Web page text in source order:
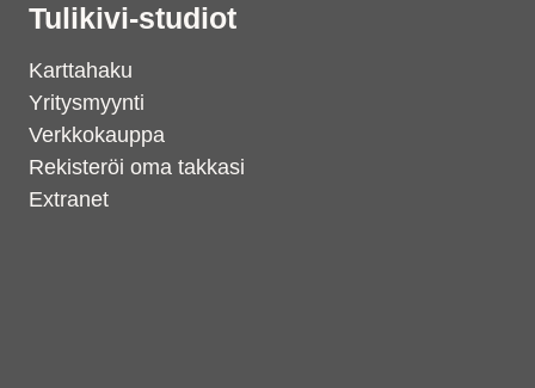
Tulikivi-studiot
Karttahaku
Yritysmyynti
Verkkokauppa
Rekisteröi oma takkasi
Extranet